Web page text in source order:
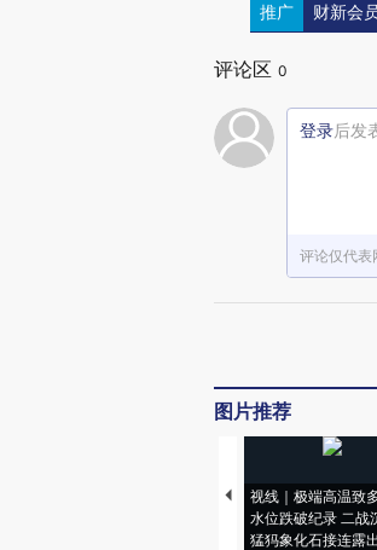
推广 财新会
评论区 0
登录后发
评论仅代表
图片推荐
视线｜极端高温致
水位跌破纪录 二战
猛犸象化石接连露